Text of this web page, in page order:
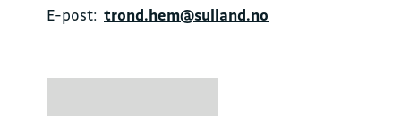
E-post: trond.hem@sulland.no